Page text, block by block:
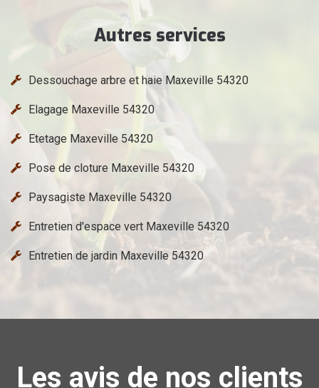
Autres services
Dessouchage arbre et haie Maxeville 54320
Elagage Maxeville 54320
Etetage Maxeville 54320
Pose de cloture Maxeville 54320
Paysagiste Maxeville 54320
Entretien d'espace vert Maxeville 54320
Entretien de jardin Maxeville 54320
Les avis de nos clients